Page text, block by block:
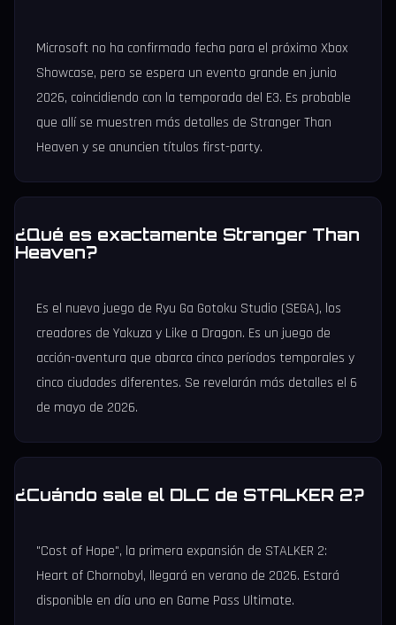
Microsoft no ha confirmado fecha para el próximo Xbox
Showcase, pero se espera un evento grande en junio
2026, coincidiendo con la temporada del E3. Es probable
que allí se muestren más detalles de Stranger Than
Heaven y se anuncien títulos first-party.
¿Qué es exactamente Stranger Than
Heaven?
Es el nuevo juego de Ryu Ga Gotoku Studio (SEGA), los
creadores de Yakuza y Like a Dragon. Es un juego de
acción-aventura que abarca cinco períodos temporales y
cinco ciudades diferentes. Se revelarán más detalles el 6
de mayo de 2026.
¿Cuándo sale el DLC de STALKER 2?
"Cost of Hope", la primera expansión de STALKER 2:
Heart of Chornobyl, llegará en verano de 2026. Estará
disponible en día uno en Game Pass Ultimate.